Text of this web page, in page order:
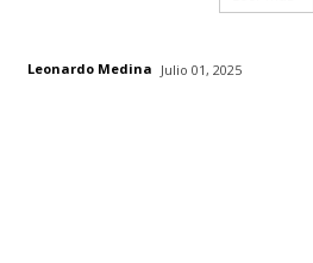
Leonardo Medina Julio 01, 2025